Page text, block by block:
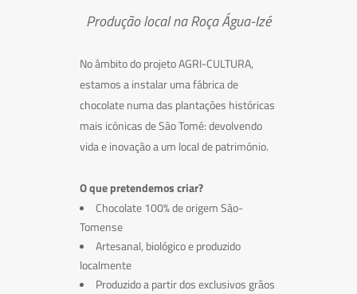
Produção local na Roça Água-Izé
No âmbito do projeto AGRI-CULTURA,
estamos a instalar uma fábrica de
chocolate numa das plantações históricas
mais icónicas de São Tomé: devolvendo
vida e inovação a um local de património.
O que pretendemos criar?
Chocolate 100% de origem São-
Tomense
Artesanal, biológico e produzido
localmente
Produzido a partir dos exclusivos grãos